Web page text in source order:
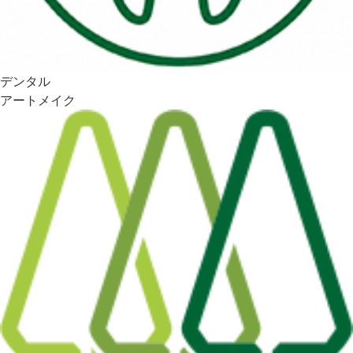
デンタル
アートメイク